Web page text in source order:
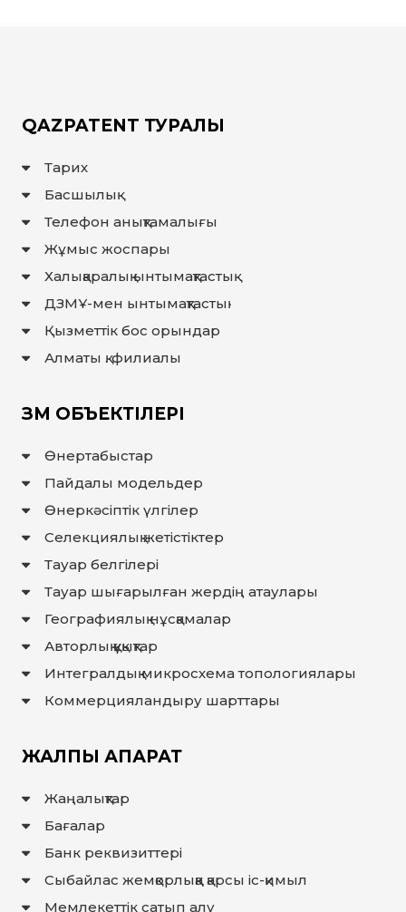
QAZPATENT ТУРАЛЫ
Тарих
Басшылық
Телефон анықтамалығы
Жұмыс жоспары
Халықаралық ынтымақтастық
ДЗМҰ-мен ынтымақтастық
Қызметтік бос орындар
Алматы қ. филиалы
ЗМ ОБЪЕКТІЛЕРІ
Өнертабыстар
Пайдалы модельдер
Өнеркәсіптік үлгілер
Селекциялық жетістіктер
Тауар белгілері
Тауар шығарылған жердiң атаулары
Географиялық нұсқамалар
Авторлық құқықтар
Интегралдық микросхема топологиялары
Коммерцияландыру шарттары
ЖАЛПЫ АҚПАРАТ
Жаңалықтар
Бағалар
Банк реквизиттері
Сыбайлас жемқорлыққа қарсы іс-қимыл
Мемлекеттiк сатып алу